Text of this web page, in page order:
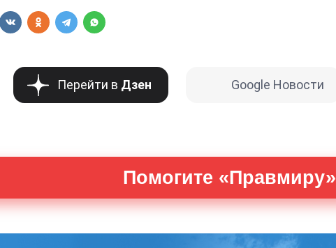
Перейти в Дзен Google Новости
Помогите «Правмиру»